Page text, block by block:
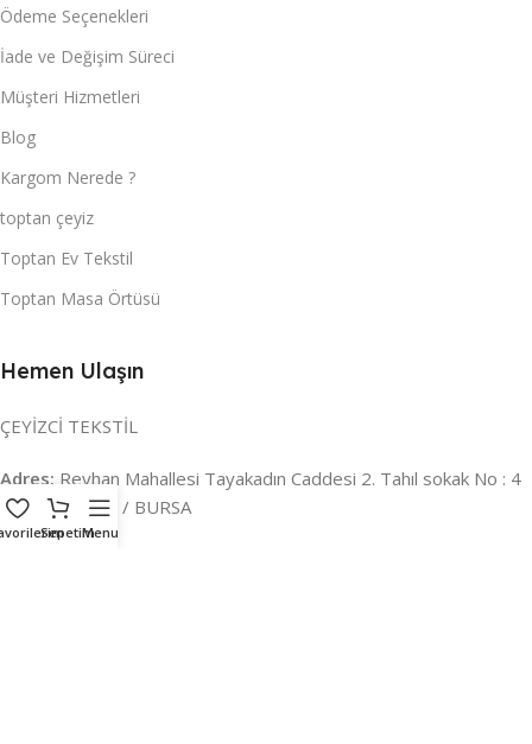
Ödeme Seçenekleri
İade ve Değişim Süreci
Müşteri Hizmetleri
Blog
Kargom Nerede ?
toptan çeyiz
Toptan Ev Tekstil
Toptan Masa Örtüsü
Hemen Ulaşın
ÇEYİZCİ TEKSTİL
Adres: Reyhan Mahallesi Tayakadın Caddesi 2. Tahıl sokak No : 4
/ a Osmangazi / BURSA
SepetimMenu